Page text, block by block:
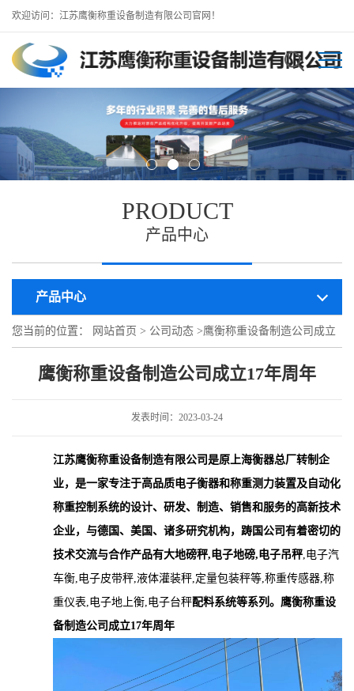
欢迎访问：江苏鹰衡称重设备制造有限公司官网！
PRODUCT
产品中心
产品中心
您当前的位置： 网站首页 > 公司动态 >鹰衡称重设备制造公司成立
17年周年
鹰衡称重设备制造公司成立17年周年
发表时间：2023-03-24
江苏鹰衡称重设备制造有限公司是原上海衡器总厂转制企
业，是一家专注于高品质电子衡器和称重测力装置及自动化
称重控制系统的设计、研发、制造、销售和服务的高新技术
企业，与德国、美国、诸多研究机构，踌国公司有着密切的
技术交流与合作产品有大地磅秤,电子地磅,电子吊秤 电子汽
车衡 电子皮带秤 液体灌装秤 定量包装秤等 称重传感器 称
重仪表 电子地上衡 电子台秤配料系统等系列。鹰衡称重设
备制造公司成立17年周年